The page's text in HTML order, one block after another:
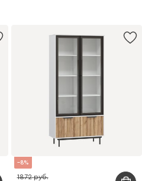
8
1872